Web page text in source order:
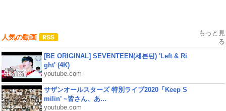
人気の動画
もっと見
る
[BE ORIGINAL] SEVENTEEN(세븐틴) 'Left & Ri
ght' (4K)
youtube.com
サザンオールスターズ 特別ライブ2020「Keep S
milin’ ~皆さん、あ...
youtube.com